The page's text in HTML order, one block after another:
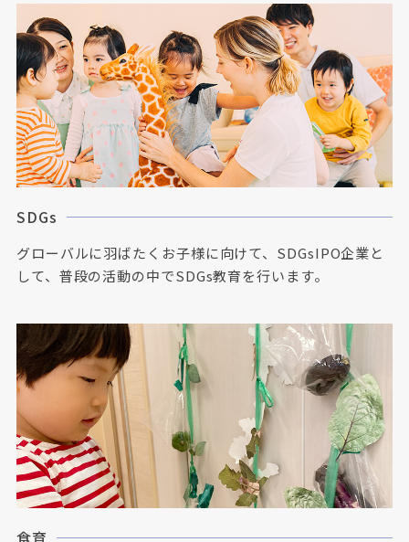
SDGs
グローバルに羽ばたくお子様に向けて、SDGsIPO企業と
して、普段の活動の中でSDGs教育を行います。